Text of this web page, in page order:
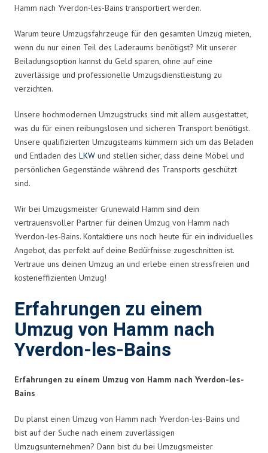
Hamm nach Yverdon-les-Bains transportiert werden.
Warum teure Umzugsfahrzeuge für den gesamten Umzug mieten,
wenn du nur einen Teil des Laderaums benötigst? Mit unserer
Beiladungsoption kannst du Geld sparen, ohne auf eine
zuverlässige und professionelle Umzugsdienstleistung zu
verzichten.
Unsere hochmodernen Umzugstrucks sind mit allem ausgestattet,
was du für einen reibungslosen und sicheren Transport benötigst.
Unsere qualifizierten Umzugsteams kümmern sich um das Beladen
und Entladen des LKW und stellen sicher, dass deine Möbel und
persönlichen Gegenstände während des Transports geschützt
sind.
Wir bei Umzugsmeister Grunewald Hamm sind dein
vertrauensvoller Partner für deinen Umzug von Hamm nach
Yverdon-les-Bains. Kontaktiere uns noch heute für ein individuelles
Angebot, das perfekt auf deine Bedürfnisse zugeschnitten ist.
Vertraue uns deinen Umzug an und erlebe einen stressfreien und
kosteneffizienten Umzug!
Erfahrungen zu einem
Umzug von Hamm nach
Yverdon-les-Bains
Erfahrungen zu einem Umzug von Hamm nach Yverdon-les-
Bains
Du planst einen Umzug von Hamm nach Yverdon-les-Bains und
bist auf der Suche nach einem zuverlässigen
Umzugsunternehmen? Dann bist du bei Umzugsmeister